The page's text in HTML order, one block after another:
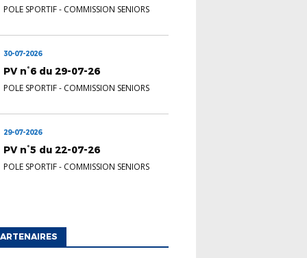
POLE SPORTIF- COMMISSION SENIORS
30-07-2026
PV n°6 du 29-07-26
POLE SPORTIF- COMMISSION SENIORS
29-07-2026
PV n°5 du 22-07-26
POLE SPORTIF- COMMISSION SENIORS